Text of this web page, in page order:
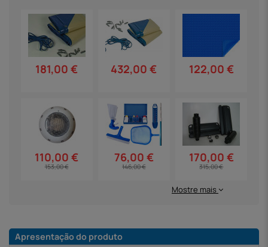
181,00 € 432,00 € 122,00 €
110,00 €
153,00 €
76,00 €
146,00 €
170,00 €
315,00 €
Mostre mais
Apresentação do produto